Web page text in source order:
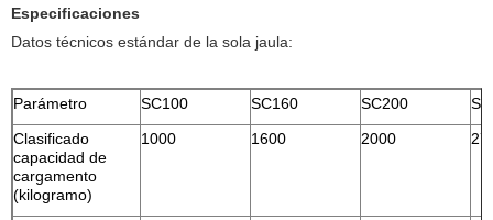
Especificaciones
Datos técnicos estándar de la sola jaula:
Parámetro SC100 SC160 SC200
Clasificado
capacidad de
cargamento
(kilogramo)
1000 1600 2000